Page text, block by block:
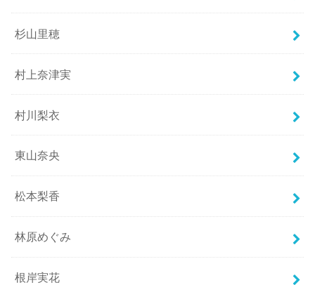
杉山里穂
村上奈津実
村川梨衣
東山奈央
松本梨香
林原めぐみ
根岸実花